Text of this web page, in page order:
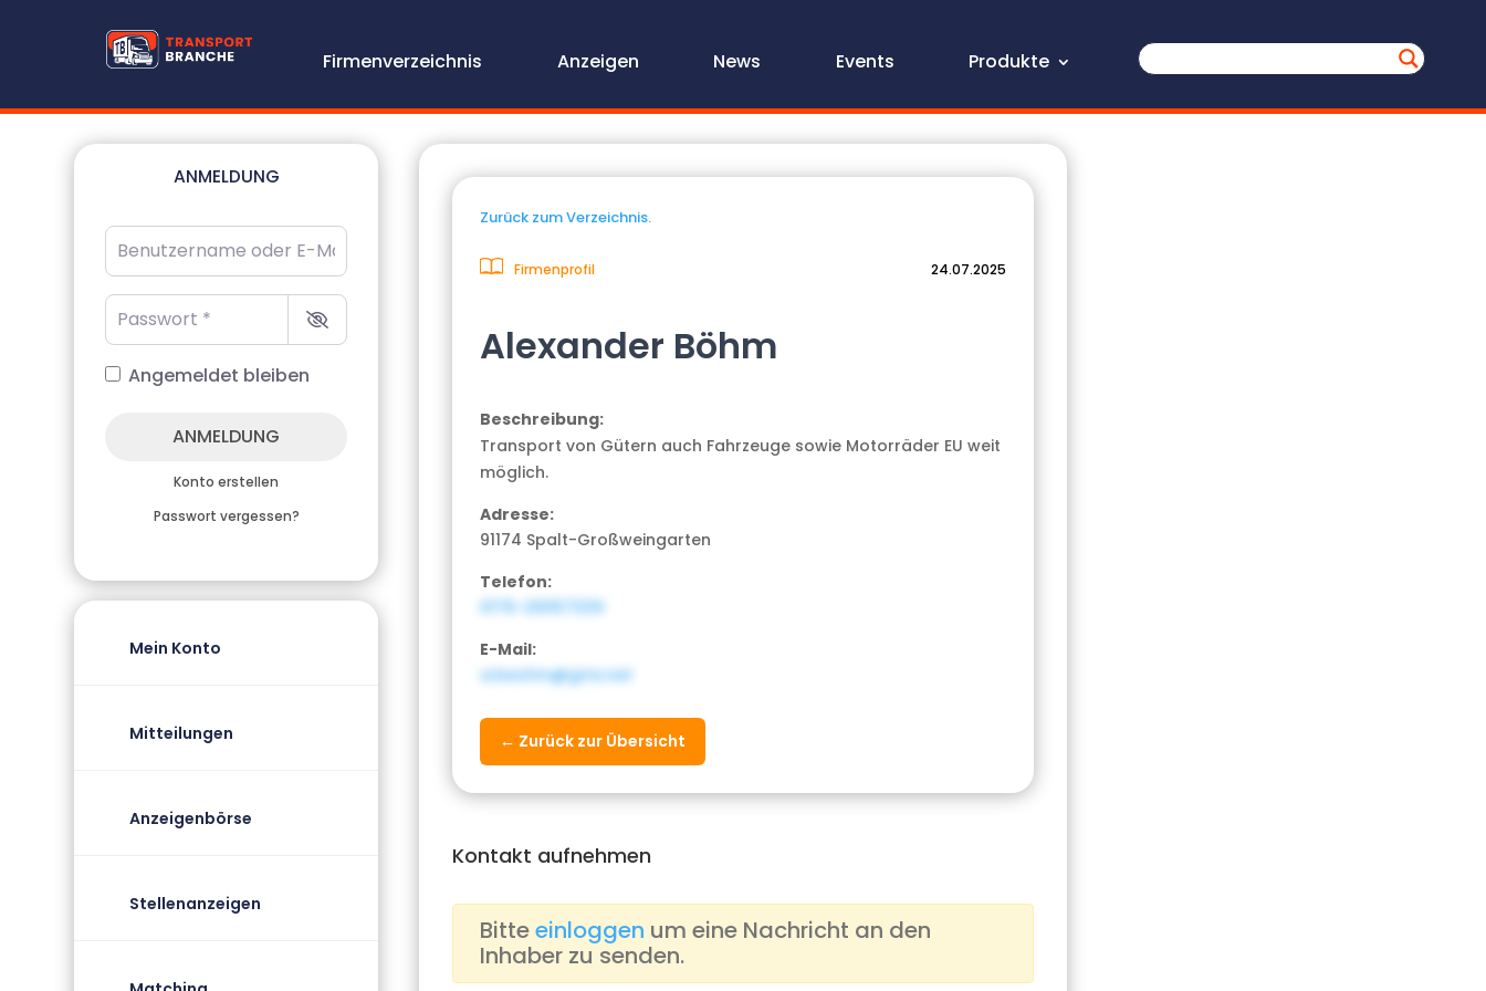
Firmenverzeichnis Anzeigen News Events Produkte
ANMELDUNG
Benutzername oder E-Mail-Adresse
Passwort
Angemeldet bleiben
ANMELDUNG
Konto erstellen
Passwort vergessen?
Mein Konto
Mitteilungen
Anzeigenbörse
Stellenanzeigen
Zurück zum Verzeichnis.
Firmenprofil 24.07.2025
Alexander Böhm
Beschreibung:
Transport von Gütern auch Fahrzeuge sowie Motorräder EU weit
möglich.
Adresse:
91174 Spalt-Großweingarten
Telefon:
0176-26057339
E-Mail:
a.beohm@gmx.net
← Zurück zur Übersicht
Kontakt aufnehmen
Bitteeinloggen um eine Nachricht an den
Inhaber zu senden.